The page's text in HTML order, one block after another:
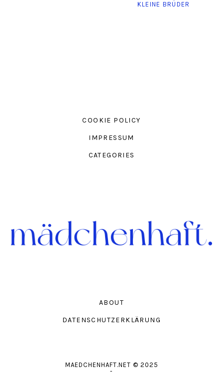
KLEINE BRÜDER
COOKIE POLICY
IMPRESSUM
CATEGORIES
ABOUT
DATENSCHUTZERKLÄRUNG
MAEDCHENHAFT.NET © 2025
-